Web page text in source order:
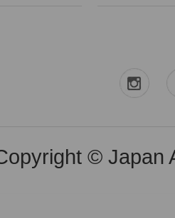
© Japan